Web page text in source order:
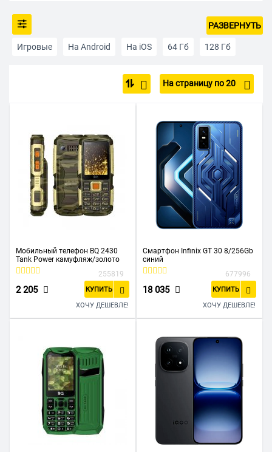
Игровые На Android На iOS 64 Гб 128 Гб
4G (LTE) 5G С GPS С NFC
До 15 000 р Черные
С защитой от пыли и влаги Bluetooth Full HD BQ
Infinix Itel Realme Samsung TECNO Xiaomi
РАЗВЕРНУТЬ
На страницу по 20
Мобильный телефон BQ 2430
Tank Power камуфляж/золото
255819
2 205 КУПИТЬ
ХОЧУ ДЕШЕВЛЕ!
Смартфон Infinix GT 30 8/256Gb
синий
677996
18 035 КУПИТЬ
ХОЧУ ДЕШЕВЛЕ!